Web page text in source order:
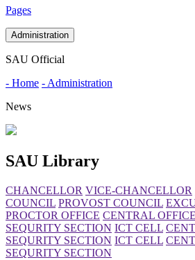
Pages
Administration
SAU Official
- Home - Administration
News
SAU Library
CHANCELLOR VICE-CHANCELLOR
COUNCIL PROVOST COUNCIL
PROCTOR OFFICE CENTRAL OFFICE
SEQURITY SECTION ICT CELL
SEQURITY SECTION ICT CELL
SEQURITY SECTION